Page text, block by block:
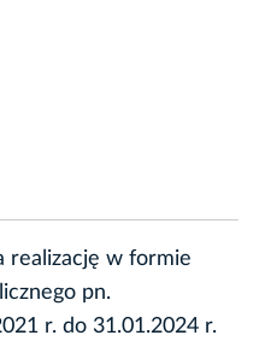
realizację w formie
pn.
r. do 31.01.2024 r.